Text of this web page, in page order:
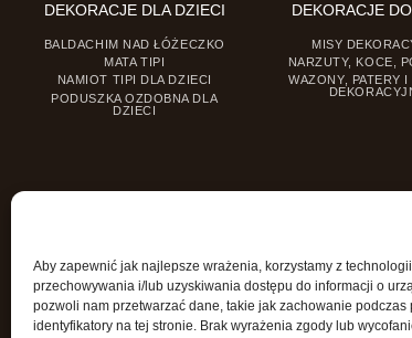
Aby zapewnić jak najlepsze wrażenia, korzystamy z
przechowywania i/lub uzyskiwania dostępu do informacji o
pozwoli nam przetwarzać dane, takie jak zachowanie
identyfikatory na tej stronie. Brak wyrażenia zgody lub
DEKORACJE DLA DZIECI
BALDACHIM NAD ŁÓŻECZKO
MATA TIPI
NAMIOT TIPI DLA DZIECI
PODUSZKA OZDOBNA DLA
DZIECI
DEKORACJE
MISY
NARZUTY, KOCE,
WAZONY, PATERY I